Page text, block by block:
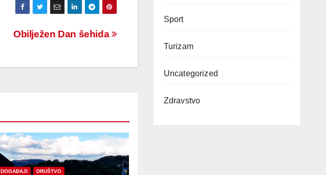
Obilježen Dan šehida
DOGAĐAJI DRUŠTVO
Sport
Turizam
Uncategorized
Zdravstvo